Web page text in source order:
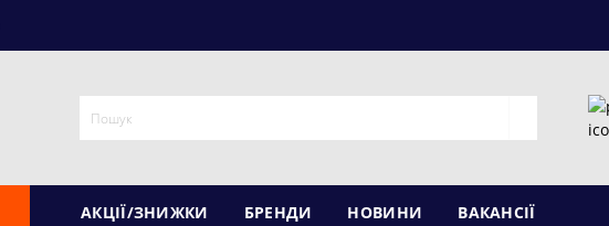
АКЦІЇ/ЗНИЖКИ БРЕНДИ НОВИНИ ВАКАНСІЇ